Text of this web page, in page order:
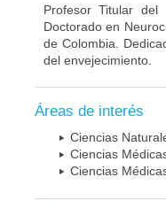
Profesor Titular
Doctorado en
de Colombia.
del envejecimiento.
Áreas de interés
Ciencias
Ciencias
Ciencias